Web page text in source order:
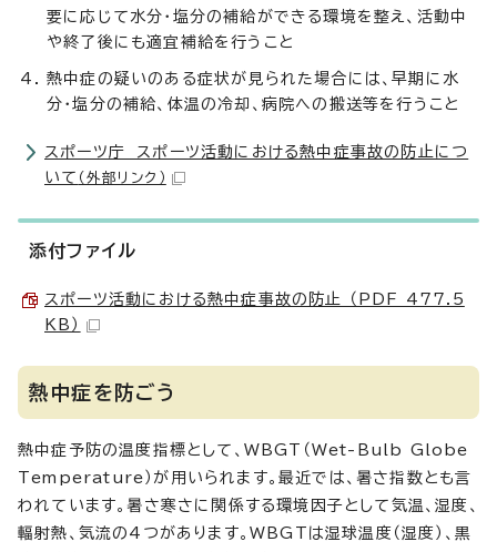
要に応じて水分・塩分の補給ができる環境を整え、活動中
や終了後にも適宜補給を行うこと
熱中症の疑いのある症状が見られた場合には、早期に水
分・塩分の補給、体温の冷却、病院への搬送等を行うこと
スポーツ庁 スポーツ活動における熱中症事故の防止につ
いて （外部リンク）
添付ファイル
スポーツ活動における熱中症事故の防止 （PDF 477.5
KB）
熱中症を防ごう
熱中症予防の温度指標として、WBGT（Wet-Bulb Globe
Temperature）が用いられます。最近では、暑さ指数とも言
われています。暑さ寒さに関係する環境因子として気温、湿度、
輻射熱、気流の4つがあります。WBGTは湿球温度（湿度）、黒